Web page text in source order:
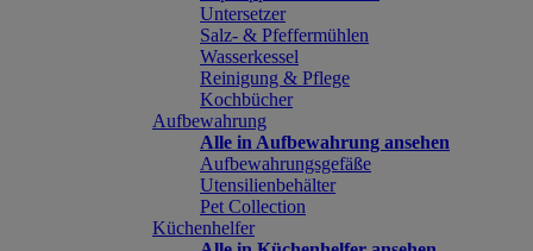
Untersetzer
Salz- & Pfeffermühlen
Wasserkessel
Reinigung & Pflege
Kochbücher
Aufbewahrung
Alle in Aufbewahrung ansehen
Aufbewahrungsgefäße
Utensilienbehälter
Pet Collection
Küchenhelfer